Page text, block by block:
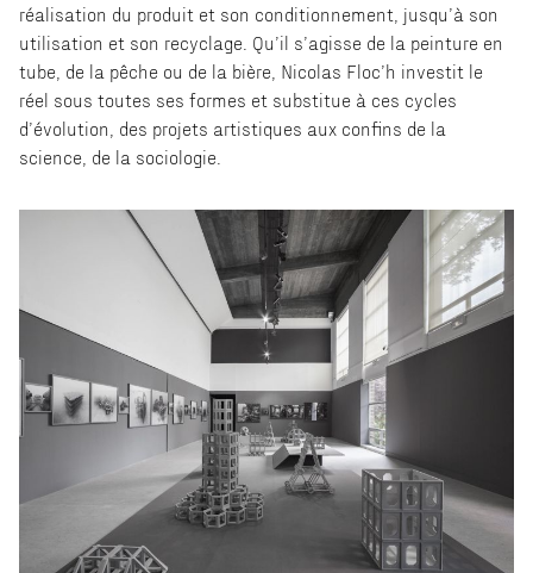
réalisation du produit et son conditionnement, jusqu’à son
utilisation et son recyclage. Qu’il s’agisse de la peinture en
tube, de la pêche ou de la bière, Nicolas Floc’h investit le
réel sous toutes ses formes et substitue à ces cycles
d’évolution, des projets artistiques aux confins de la
science, de la sociologie.